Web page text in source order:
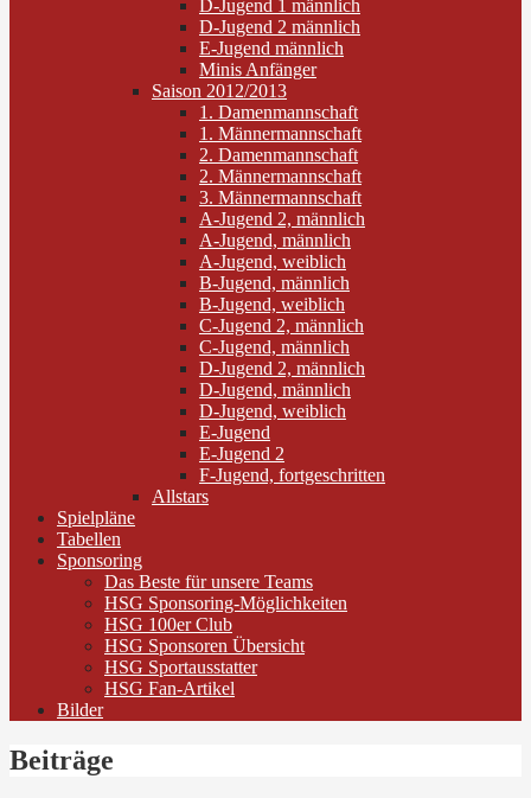
D-Jugend 1 männlich
D-Jugend 2 männlich
E-Jugend männlich
Minis Anfänger
Saison 2012/2013
1. Damenmannschaft
1. Männermannschaft
2. Damenmannschaft
2. Männermannschaft
3. Männermannschaft
A-Jugend 2, männlich
A-Jugend, männlich
A-Jugend, weiblich
B-Jugend, männlich
B-Jugend, weiblich
C-Jugend 2, männlich
C-Jugend, männlich
D-Jugend 2, männlich
D-Jugend, männlich
D-Jugend, weiblich
E-Jugend
E-Jugend 2
F-Jugend, fortgeschritten
Allstars
Spielpläne
Tabellen
Sponsoring
Das Beste für unsere Teams
HSG Sponsoring-Möglichkeiten
HSG 100er Club
HSG Sponsoren Übersicht
HSG Sportausstatter
HSG Fan-Artikel
Bilder
Beiträge